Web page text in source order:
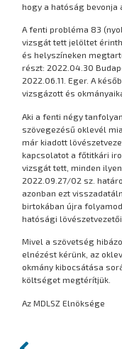
hogy a hatóság bevonja
A fenti probléma 83
vizsgát tett jelöltet
és helyszíneken
részt: 2022.04.30
2022.06.11. Eger. A
vizsgázott és
Aki a fenti négy
szövegezésű oklevél
már kiadott
kapcsolatot a főtitkári
vizsgát tett, minden
2022.09.27/02 sz.
azonban ezt
birtokában újra
hatósági
Mivel a szövetség
elnézést kérünk, az
okmány kibocsátása
költséget megtérítjük.
Az MDLSZ Elnöksége